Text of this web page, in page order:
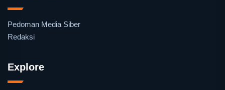
Pedoman Media Siber
Redaksi
Explore